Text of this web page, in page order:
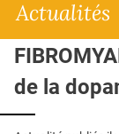
L'APP
QUI SOMMES-NOUS ?
PUBLICITÉ
CONDITIONS
Actualités
de la